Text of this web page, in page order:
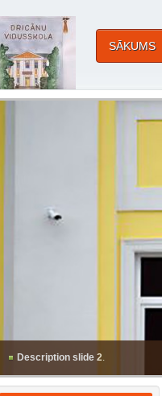
SĀKUMS
Description slide 2.